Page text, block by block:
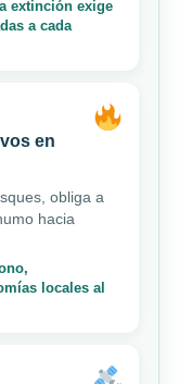
extinción exige
a cada
en
obliga a
hacia
locales al